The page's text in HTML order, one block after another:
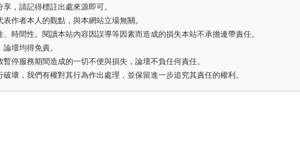
，請記得標註出處來源即可。
作者本人的觀點，與本網站立場無關。
時間性。閱讀本站內容因誤導等因素而造成的損失本站不承擔連帶責任。
壇均得免責。
停服務期間造成的一切不便與損失，論壇不負任何責任。
壞，我們有權對其行為作出處理，並保留進一步追究其責任的權利。